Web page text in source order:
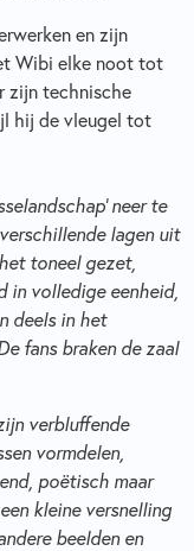
en zijn
Wibi elke noot tot
zijn technische
hij de vleugel tot
neer te
lagen uit
toneel gezet,
in volledige eenheid,
deels in het
fans braken de zaal
verbluffende
vormdelen,
poëtisch maar
kleine versnelling
beelden en